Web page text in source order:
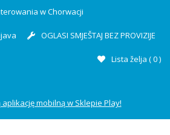
w Chorwacji
OGLASI SMJEŠTAJ BEZ PROVIZIJE
Lista želja (0)
mobilną w Sklepie Play!